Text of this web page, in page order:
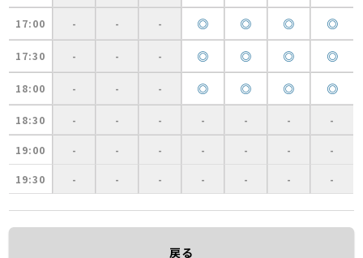
17:00 - - - ◎ ◎ ◎ ◎
17:30 - - - ◎ ◎ ◎ ◎
18:00 - - - ◎ ◎ ◎ ◎
18:30 - - - - - - -
19:00 - - - - - - -
19:30 - - - - - - -
戻る